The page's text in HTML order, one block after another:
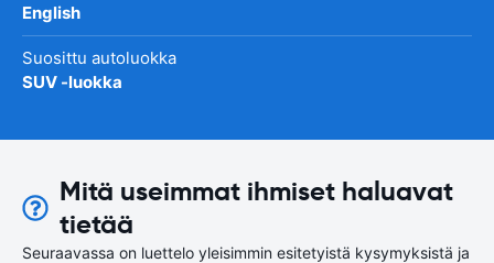
English
Suosittu autoluokka
SUV -luokka
Mitä useimmat ihmiset haluavat
tietää
Seuraavassa on luettelo yleisimmin esitetyistä kysymyksistä ja